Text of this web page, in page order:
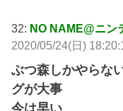
32: NO NAME@ニン
2020/05/24(日)
ぶつ森しかやらな
グが大事